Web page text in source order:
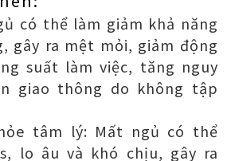
có thể làm giảm khả năng
gây ra mệt mỏi, giảm động
suất làm việc, tăng nguy
giao thông do không tập
tâm lý: Mất ngủ có thể
lo âu và khó chịu, gây ra